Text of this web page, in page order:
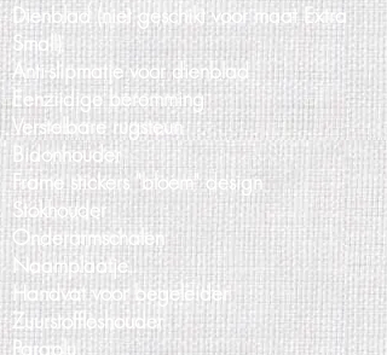
Dienblad (niet geschikt voor maat Extra
Small)
Anti-slipmatje voor dienblad
Eenzijdige beremming
Verstelbare rugsteun
Bidonhouder
Frame stickers "bloem" design
Stokhouder
Onderarmschalen
Naamplaatje
Handvat voor begeleider
Zuurstoffleshouder
Paraplu